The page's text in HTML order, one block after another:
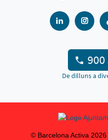
900
De dilluns a
© Barcelona Activa 2026